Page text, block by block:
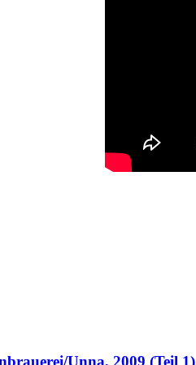
Unna, 2009 (Teil 1)